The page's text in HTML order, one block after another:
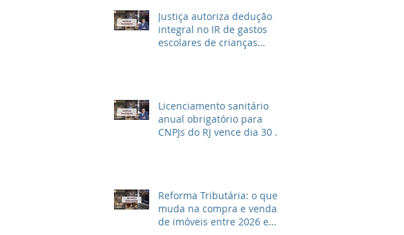
Justiça autoriza dedução
integral no IR de gastos
escolares de crianças
Licenciamento sanitário
anual obrigatório para
CNPJs do RJ vence dia 30 de
Reforma Tributária: o que
muda na compra e venda
de imóveis entre 2026 e